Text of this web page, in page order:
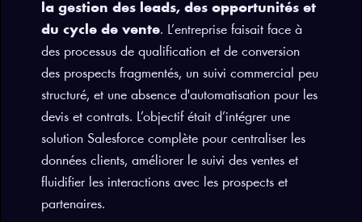
la gestion des leads, des opportunités et
du cycle de vente. L’entreprise faisait face à
des processus de qualification et de conversion
des prospects fragmentés, un suivi commercial peu
structuré, et une absence d'automatisation pour les
devis et contrats. L’objectif était d’intégrer une
solution Salesforce complète pour centraliser les
données clients, améliorer le suivi des ventes et
fluidifier les interactions avec les prospects et
partenaires.